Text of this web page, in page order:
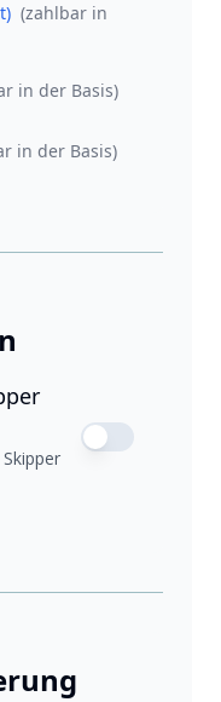
(zahlbar in
in der Basis)
in der Basis)